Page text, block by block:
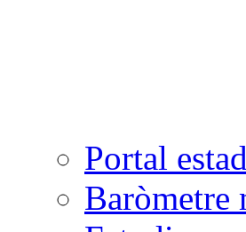
Portal
Baròmetre